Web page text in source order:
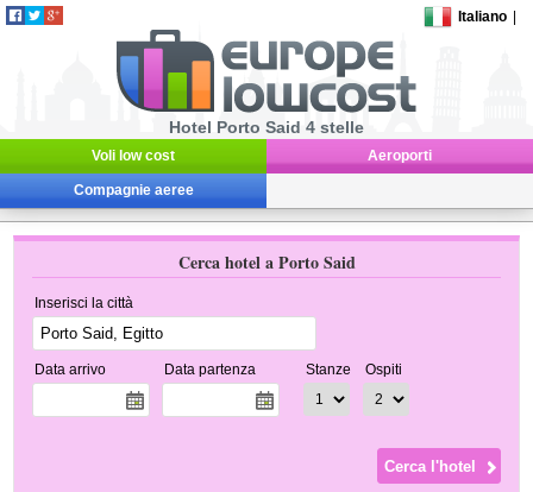
Italiano
Hotel Porto Said 4 stelle
Voli low cost Aeroporti
Compagnie aeree
Cerca hotel a Porto Said
Inserisci la città
Data arrivo Data partenza Stanze Ospiti